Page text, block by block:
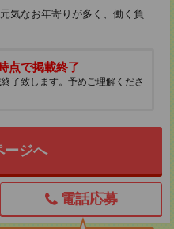
気なお年寄りが多く、働く負 ...
点で掲載終了
了致します。予めご理解くださ
ージへ
電話応募